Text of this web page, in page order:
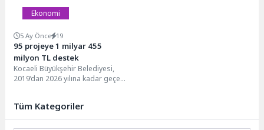
Ekonomi
5 Ay Önce 19
95 projeye 1 milyar 455
milyon TL destek
Kocaeli Büyükşehir Belediyesi,
2019’dan 2026 yılına kadar geçen
Tüm Kategoriler